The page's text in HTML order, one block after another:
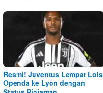
Resmi! Juventus Lempar Lois
Openda ke Lyon dengan